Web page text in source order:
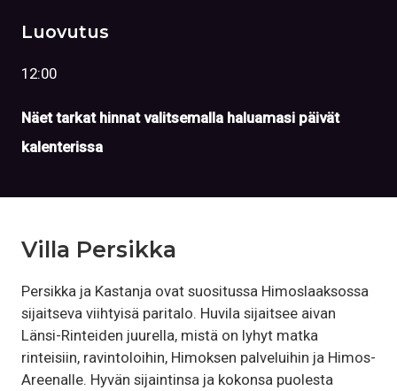
Luovutus
12:00
Näet tarkat hinnat valitsemalla haluamasi päivät
kalenterissa
Villa Persikka
Persikka ja Kastanja ovat suositussa Himoslaaksossa
sijaitseva viihtyisä paritalo. Huvila sijaitsee aivan
Länsi-Rinteiden juurella, mistä on lyhyt matka
rinteisiin, ravintoloihin, Himoksen palveluihin ja Himos-
Areenalle. Hyvän sijaintinsa ja kokonsa puolesta